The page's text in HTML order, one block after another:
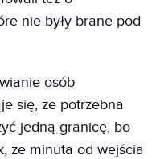
nie były brane pod
osób
się, że potrzebna
jedną granicę, bo
że minuta od wejścia